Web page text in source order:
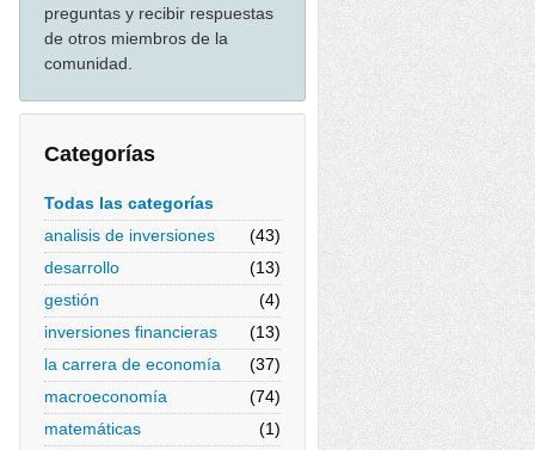
preguntas y recibir respuestas
de otros miembros de la
comunidad.
Categorías
Todas las categorías
analisis de inversiones
(43)
desarrollo
(13)
gestión
(4)
inversiones financieras
(13)
la carrera de economía
(37)
macroeconomía
(74)
matemáticas
(1)